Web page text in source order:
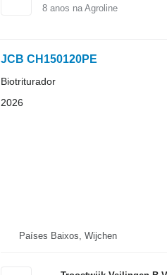
8anos na Agroline
JCB CH150120PE
Biotriturador
2026
Países Baixos, Wijchen